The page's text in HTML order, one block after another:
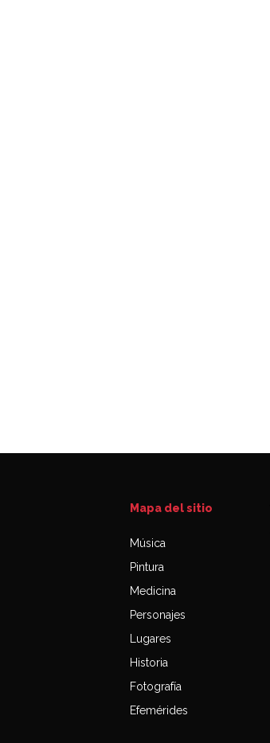
Mapa del sitio
Música
Pintura
Medicina
Personajes
Lugares
Historia
Fotografía
Efemérides